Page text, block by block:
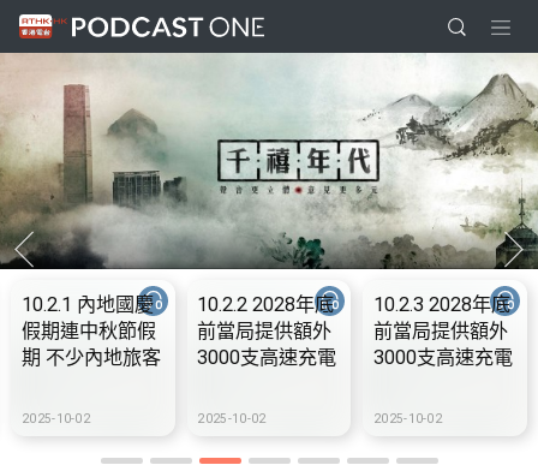
10.2.1 內地國慶
假期連中秋節假
期 不少內地旅客
2025-10-02
10.2.2 2028年底
前當局提供額外
3000支高速充電
設300個電動車
2025-10-02
10.2.3 2028年底
前當局提供額外
3000支高速充電
設300個電動車
2025-10-02